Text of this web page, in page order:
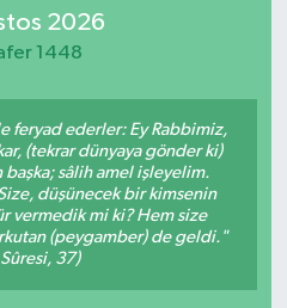
2026
1448
feryad ederler: Ey Rabbimiz,
(tekrar dünyaya gönder ki)
başka; sâlih amel işleyelim.
düşünecek bir kimsenin
vermedik mi ki? Hem size
(peygamber) de geldi."
Sûresi, 37)